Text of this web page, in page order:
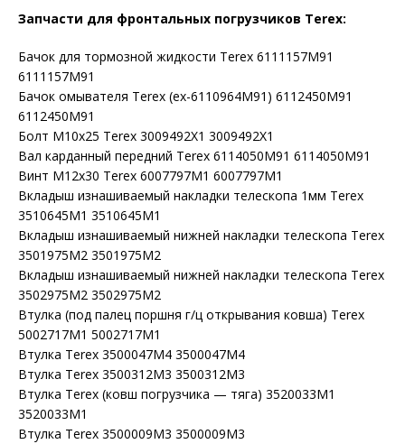
Запчасти для фронтальных погрузчиков Terex:
Бачок для тормозной жидкости Terex 6111157M91
6111157M91
Бачок омывателя Terex (ex-6110964M91) 6112450M91
6112450M91
Болт M10x25 Terex 3009492X1 3009492X1
Вал карданный передний Terex 6114050M91 6114050M91
Винт М12х30 Terex 6007797M1 6007797M1
Вкладыш изнашиваемый накладки телескопа 1мм Terex
3510645M1 3510645M1
Вкладыш изнашиваемый нижней накладки телескопа Terex
3501975M2 3501975M2
Вкладыш изнашиваемый нижней накладки телескопа Terex
3502975M2 3502975M2
Втулка (под палец поршня г/ц открывания ковша) Terex
5002717M1 5002717M1
Втулка Terex 3500047M4 3500047M4
Втулка Terex 3500312M3 3500312M3
Втулка Terex (ковш погрузчика — тяга) 3520033M1
3520033M1
Втулка Terex 3500009M3 3500009M3